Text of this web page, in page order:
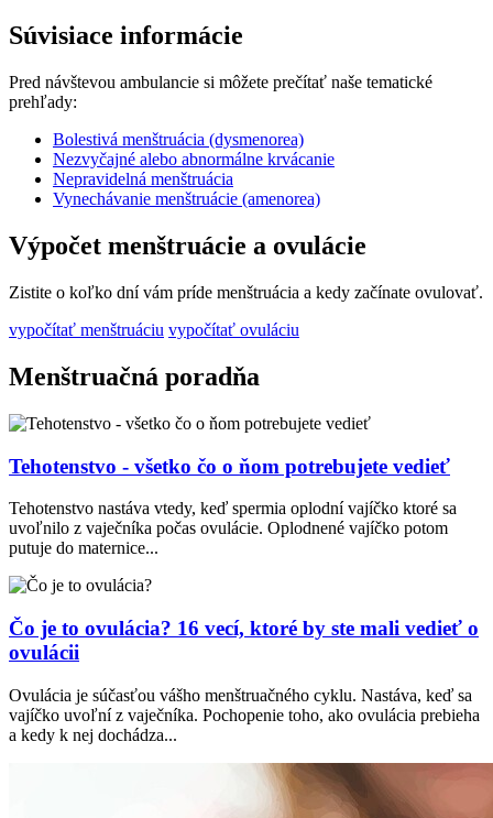
Súvisiace informácie
Pred návštevou ambulancie si môžete prečítať naše tematické
prehľady:
Bolestivá menštruácia (dysmenorea)
Nezvyčajné alebo abnormálne krvácanie
Nepravidelná menštruácia
Vynechávanie menštruácie (amenorea)
Výpočet menštruácie a ovulácie
Zistite o koľko dní vám príde menštruácia a kedy začínate ovulovať.
vypočítať menštruáciu vypočítať ovuláciu
Menštruačná poradňa
Tehotenstvo - všetko čo o ňom potrebujete vedieť
Tehotenstvo nastáva vtedy, keď spermia oplodní vajíčko ktoré sa
uvoľnilo z vaječníka počas ovulácie. Oplodnené vajíčko potom
putuje do maternice...
Čo je to ovulácia? 16 vecí, ktoré by ste mali vedieť o
ovulácii
Ovulácia je súčasťou vášho menštruačného cyklu. Nastáva, keď sa
vajíčko uvoľní z vaječníka. Pochopenie toho, ako ovulácia prebieha
a kedy k nej dochádza...